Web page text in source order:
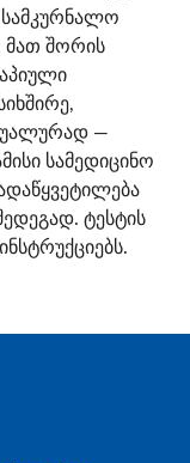
სამკურნალო
მათ შორის
—
სამედიცინო
ტესტის